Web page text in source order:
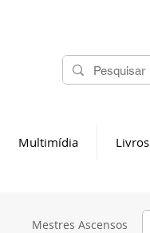
Multimídia Livros
Mestres Ascensos